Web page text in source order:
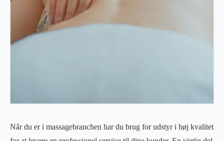
Når du er i massagebranchen har du brug for udstyr i høj kvalitet